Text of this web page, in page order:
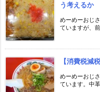
う考えるか
めーめーおじ
ていますが、
【消費税減
めーめーおじ
ています。中